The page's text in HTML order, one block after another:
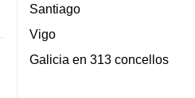
Santiago
Vigo
Galicia en 313 concellos